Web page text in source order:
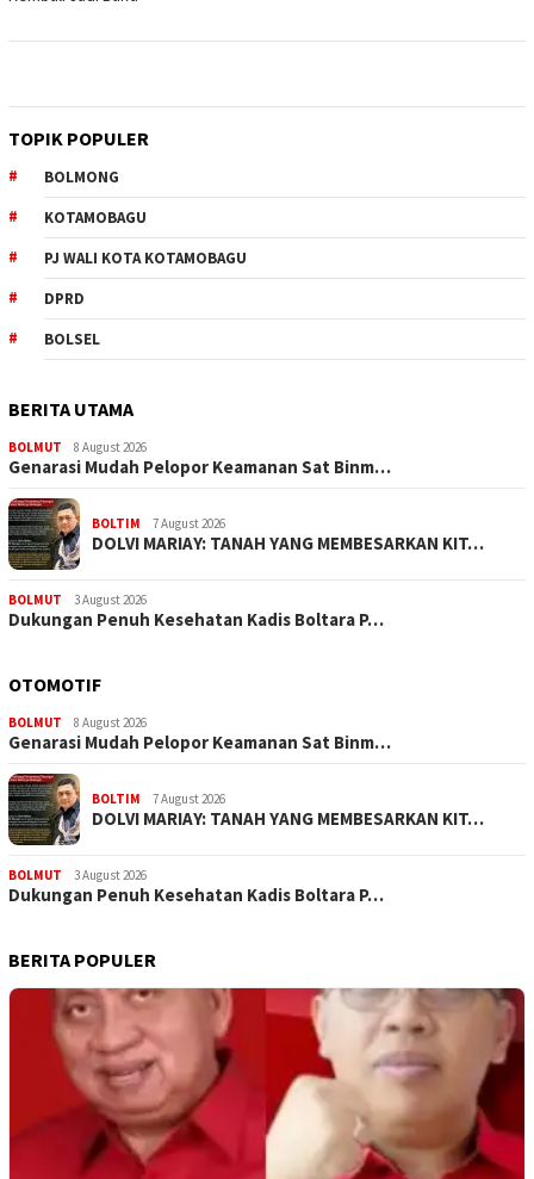
TOPIK POPULER
BOLMONG
KOTAMOBAGU
PJ WALI KOTA KOTAMOBAGU
DPRD
BOLSEL
BERITA UTAMA
BOLMUT 8 August 2026
Genarasi Mudah Pelopor Keamanan Sat Binm…
BOLTIM 7 August 2026
DOLVI MARIAY: TANAH YANG MEMBESARKAN KIT…
BOLMUT 3 August 2026
Dukungan Penuh Kesehatan Kadis Boltara P…
OTOMOTIF
BOLMUT 8 August 2026
Genarasi Mudah Pelopor Keamanan Sat Binm…
BOLTIM 7 August 2026
DOLVI MARIAY: TANAH YANG MEMBESARKAN KIT…
BOLMUT 3 August 2026
Dukungan Penuh Kesehatan Kadis Boltara P…
BERITA POPULER